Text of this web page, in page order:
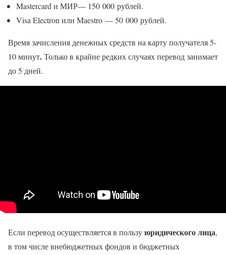
Mastercard и МИР— 150 000 рублей.
Visa Electron или Maestro — 50 000 рублей.
Время зачисления денежных средств на карту получателя 5-
10 минут.Только в крайне редких случаях перевод занимает
до 5 дней.
Если перевод осуществляется в пользуюридического лица,
в том числе внебюджетных фондов и бюджетных